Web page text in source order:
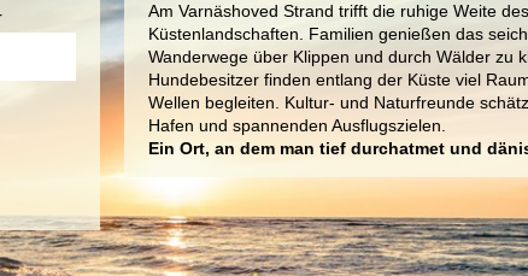
Am Varnäshoved Strand trifft die ruhige Weite
Küstenlandschaften. Familien genießen das
Wanderwege über Klippen und durch Wälder zu
Hundebesitzer finden entlang der Küste viel
Wellen begleiten. Kultur- und Naturfreunde
Hafen und spannenden Ausflugszielen.
Ein Ort, an dem man tief durchatmet und